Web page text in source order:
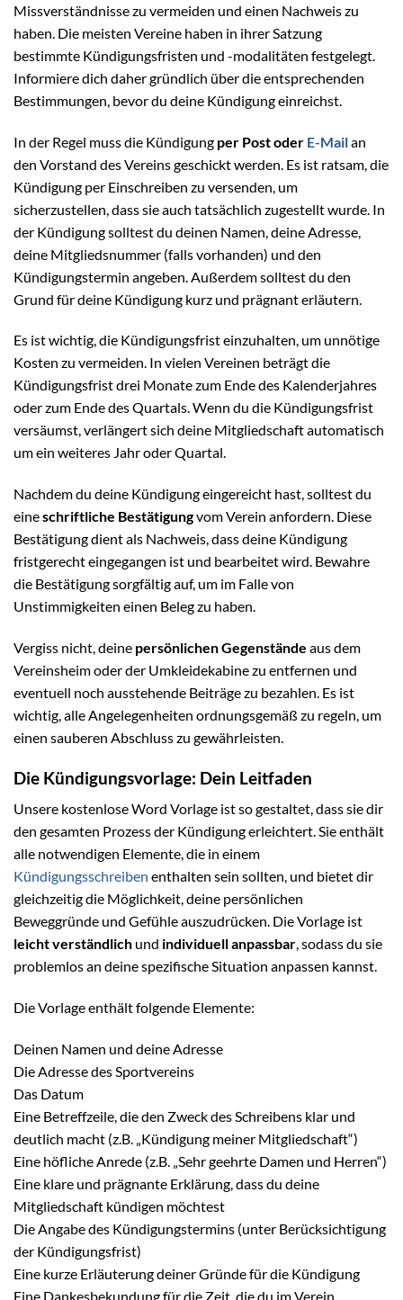
Missverständnisse zu vermeiden und einen Nachweis zu
haben. Die meisten Vereine haben in ihrer Satzung
bestimmte Kündigungsfristen und -modalitäten festgelegt.
Informiere dich daher gründlich über die entsprechenden
Bestimmungen, bevor du deine Kündigung einreichst.
In der Regel muss die Kündigung per Post oder E-Mailan
den Vorstand des Vereins geschickt werden. Es ist ratsam, die
Kündigung per Einschreiben zu versenden, um
sicherzustellen, dass sie auch tatsächlich zugestellt wurde. In
der Kündigung solltest du deinen Namen, deine Adresse,
deine Mitgliedsnummer (falls vorhanden) und den
Kündigungstermin angeben. Außerdem solltest du den
Grund für deine Kündigung kurz und prägnant erläutern.
Es ist wichtig, die Kündigungsfrist einzuhalten, um unnötige
Kosten zu vermeiden. In vielen Vereinen beträgt die
Kündigungsfrist drei Monate zum Ende des Kalenderjahres
oder zum Ende des Quartals. Wenn du die Kündigungsfrist
versäumst, verlängert sich deine Mitgliedschaft automatisch
um ein weiteres Jahr oder Quartal.
Nachdem du deine Kündigung eingereicht hast, solltest du
eineschriftliche Bestätigungvom Verein anfordern. Diese
Bestätigung dient als Nachweis, dass deine Kündigung
fristgerecht eingegangen ist und bearbeitet wird. Bewahre
die Bestätigung sorgfältig auf, um im Falle von
Unstimmigkeiten einen Beleg zu haben.
Vergiss nicht, deine persönlichen Gegenstände aus dem
Vereinsheim oder der Umkleidekabine zu entfernen und
eventuell noch ausstehende Beiträge zu bezahlen. Es ist
wichtig, alle Angelegenheiten ordnungsgemäß zu regeln, um
einen sauberen Abschluss zu gewährleisten.
Die Kündigungsvorlage: Dein Leitfaden
Unsere kostenlose Word Vorlage ist so gestaltet, dass sie dir
den gesamten Prozess der Kündigung erleichtert. Sie enthält
alle notwendigen Elemente, die in einem
Kündigungsschreiben enthalten sein sollten, und bietet dir
gleichzeitig die Möglichkeit, deine persönlichen
Beweggründe und Gefühle auszudrücken. Die Vorlage ist
leicht verständlich und individuell anpassbar, sodass du sie
problemlos an deine spezifische Situation anpassen kannst.
Die Vorlage enthält folgende Elemente:
Deinen Namen und deine Adresse
Die Adresse des Sportvereins
Das Datum
Eine Betreffzeile, die den Zweck des Schreibens klar und
deutlich macht (z.B. „Kündigung meiner Mitgliedschaft“)
Eine höfliche Anrede (z.B. „Sehr geehrte Damen und Herren“)
Eine klare und prägnante Erklärung, dass du deine
Mitgliedschaft kündigen möchtest
Die Angabe des Kündigungstermins (unter Berücksichtigung
der Kündigungsfrist)
Eine kurze Erläuterung deiner Gründe für die Kündigung
Eine Dankesbekundung für die Zeit, die du im Verein